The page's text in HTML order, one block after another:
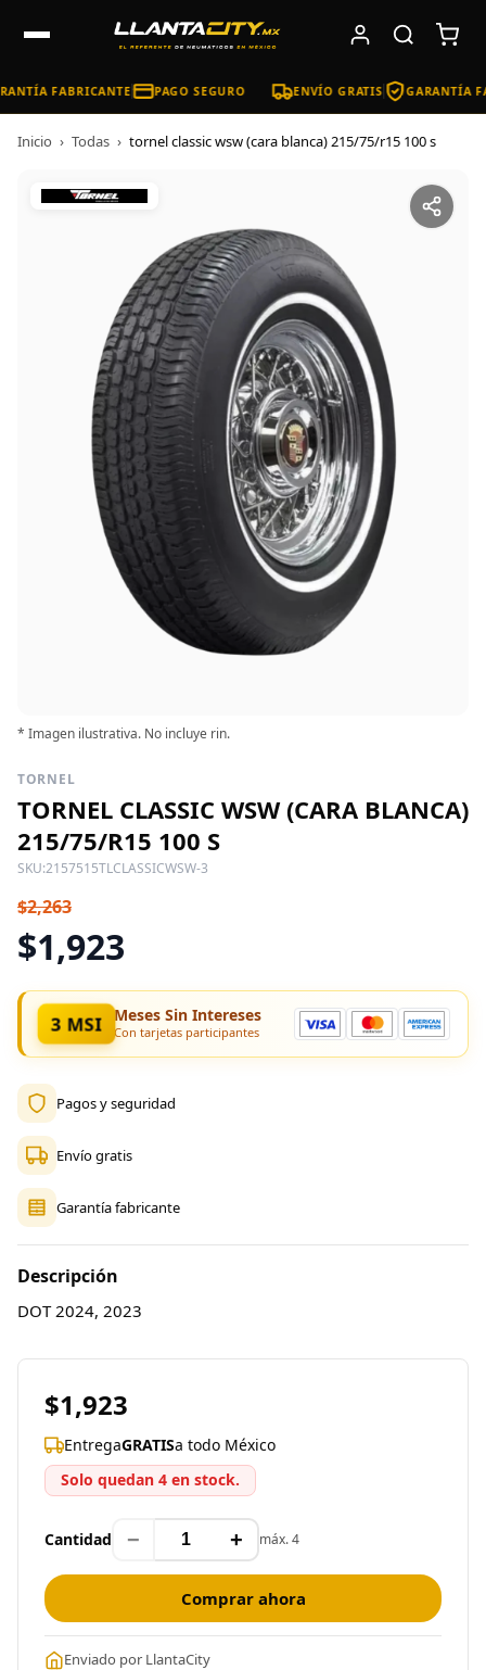
FABRICANTE PAGO SEGURO ENVÍO GRATIS GARANTÍA
Inicio › Todas › tornel classic wsw (cara blanca) 215/75/r15 100 s
* Imagen ilustrativa. No incluye rin.
TORNEL
TORNEL CLASSIC WSW (CARA BLANCA)
215/75/R15 100 S
SKU:2157515TLCLASSICWSW-3
$2,263
$1,923
3 MSI Meses Sin Intereses
Con tarjetas participantes
Pagos y seguridad
Envío gratis
Garantía fabricante
Descripción
DOT 2024, 2023
$1,923
EntregaGRATISa todo México
Solo quedan 4 en stock.
Cantidad − + máx. 4
Comprar ahora
Enviado por LlantaCity